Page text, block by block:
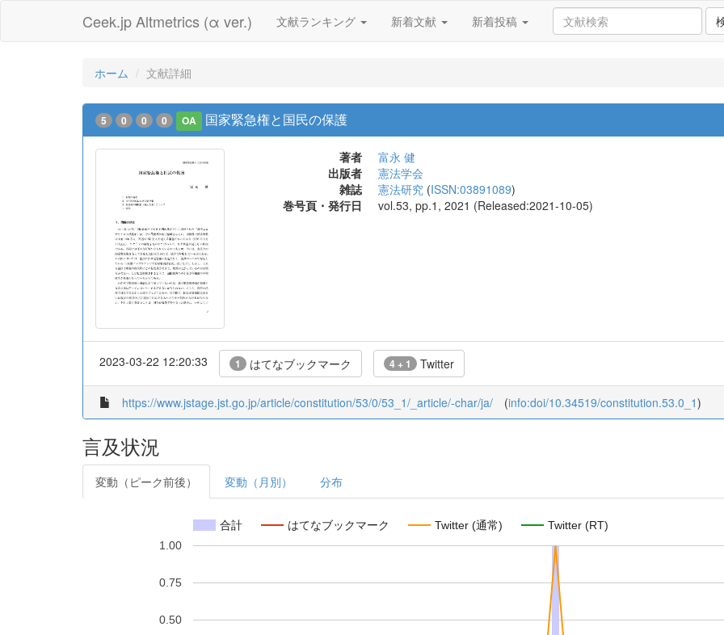
Ceek.jp Altmetrics (α ver.) 文献ランキング 新着文献 新着投稿
ホーム 文献詳細
5 0 0 0 OA 国家緊急権と国民の保護
著者
富永 健
出版者
憲法学会
雑誌
憲法研究 (ISSN:03891089)
巻号頁・発行日
vol.53, pp.1, 2021 (Released:2021-10-05)
2023-03-22 12:20:33 1 はてなブックマーク 4 + 1 Twitter
https://www.jstage.jst.go.jp/article/constitution/53/0/53_1/_article/-char/ja/ (info:doi/10.34519/constitution.53.0_1)
言及状況
変動（ピーク前後） 変動（月別） 分布
合計 はてなブックマーク Twitter (通常) Twitter (RT)
0.50
0.75
1.00